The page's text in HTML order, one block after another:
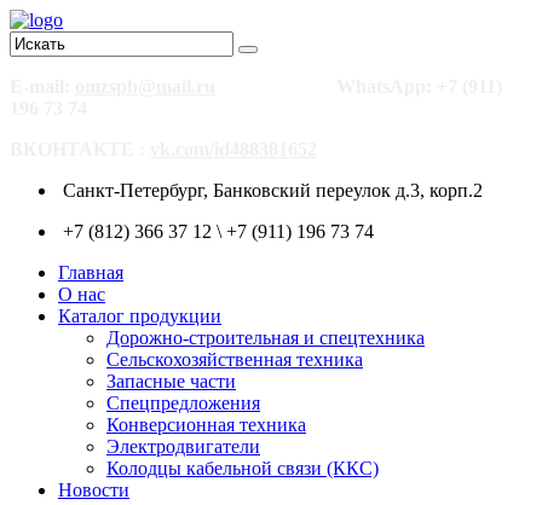
Санкт-Петербург, Банковский переулок д.3, корп.2
+7 (812) 366 37 12 \ +7 (911) 196 73 74
Главная
О нас
Каталог продукции
Дорожно-строительная и спецтехника
Сельскохозяйственная техника
Запасные части
Спецпредложения
Конверсионная техника
Электродвигатели
Колодцы кабельной связи (ККС)
Новости